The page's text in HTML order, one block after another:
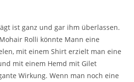
ist ganz und gar ihm überlassen.
Rolli könnte Mann eine
mit einem Shirt erzielt man eine
mit einem Hemd mit Gilet
Wirkung. Wenn man noch eine